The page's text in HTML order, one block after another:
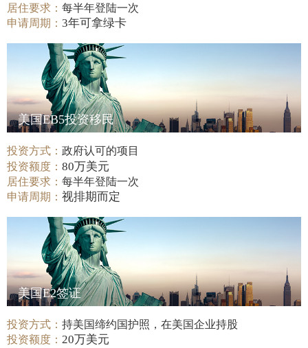
居住要求：每半年登陆一次
申请周期：3年可拿绿卡
美国EB5投资移民
投资方式：政府认可的项目
投资额度：80万美元
居住要求：每半年登陆一次
申请周期：视排期而定
美国E2签证
投资方式：持美国缔约国护照，在美国企业持股
投资额度： 20万美元